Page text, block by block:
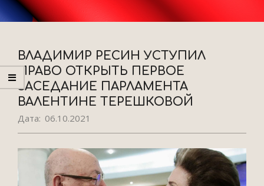
ВЛАДИМИР РЕСИН УСТУПИЛ
ПРАВО ОТКРЫТЬ ПЕРВОЕ
ЗАСЕДАНИЕ ПАРЛАМЕНТА
ВАЛЕНТИНЕ ТЕРЕШКОВОЙ
Дата: 06.10.2021